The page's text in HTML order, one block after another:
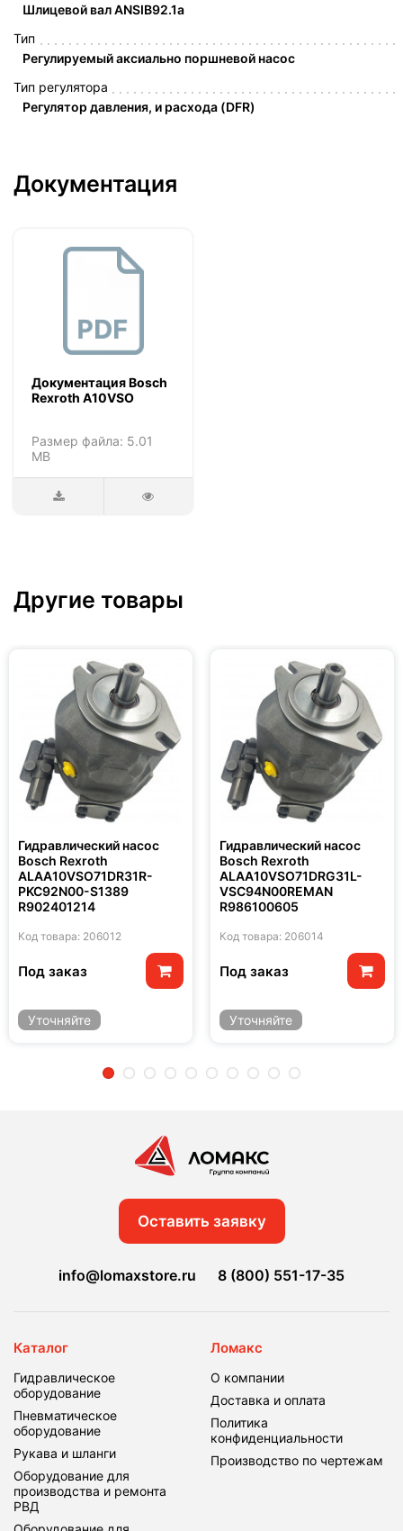
Шлицевой вал ANSIB92.1a
Тип
Регулируемый аксиально поршневой насос
Тип регулятора
Регулятор давления, и расхода (DFR)
Документация
Документация Bosch
Rexroth A10VSO
Размер файла: 5.01
MB
Другие товары
Гидравлический насос
Bosch Rexroth
ALAA10VSO71DR31R-
PKC92N00-S1389
R902401214
Код товара: 206012
Под заказ
Уточняйте
Гидравлический насос
Bosch Rexroth
ALAA10VSO71DRG31L-
VSC94N00REMAN
R986100605
Код товара: 206014
Под заказ
Уточняйте
Оставить заявку
info@lomaxstore.ru 8 (800) 551-17-35
Каталог
Гидравлическое
оборудование
Пневматическое
оборудование
Рукава и шланги
Оборудование для
производства и ремонта
РВД
Ломакс
О компании
Доставка и оплата
Политика
конфиденциальности
Производство по чертежам